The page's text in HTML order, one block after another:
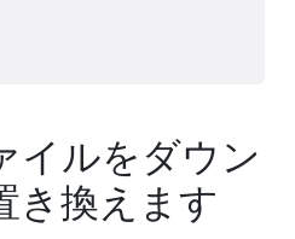
イルをダウン
き換えます